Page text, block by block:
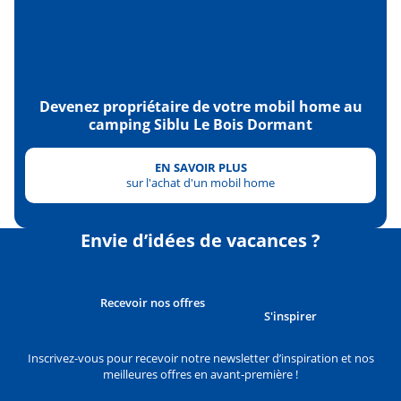
Devenez propriétaire de votre mobil home au
camping Siblu Le Bois Dormant
EN SAVOIR PLUS
sur l'achat d'un mobil home
Envie d’idées de vacances ?
Recevoir nos offres
S'inspirer
Inscrivez-vous pour recevoir notre newsletter d’inspiration et nos
meilleures offres en avant-première !